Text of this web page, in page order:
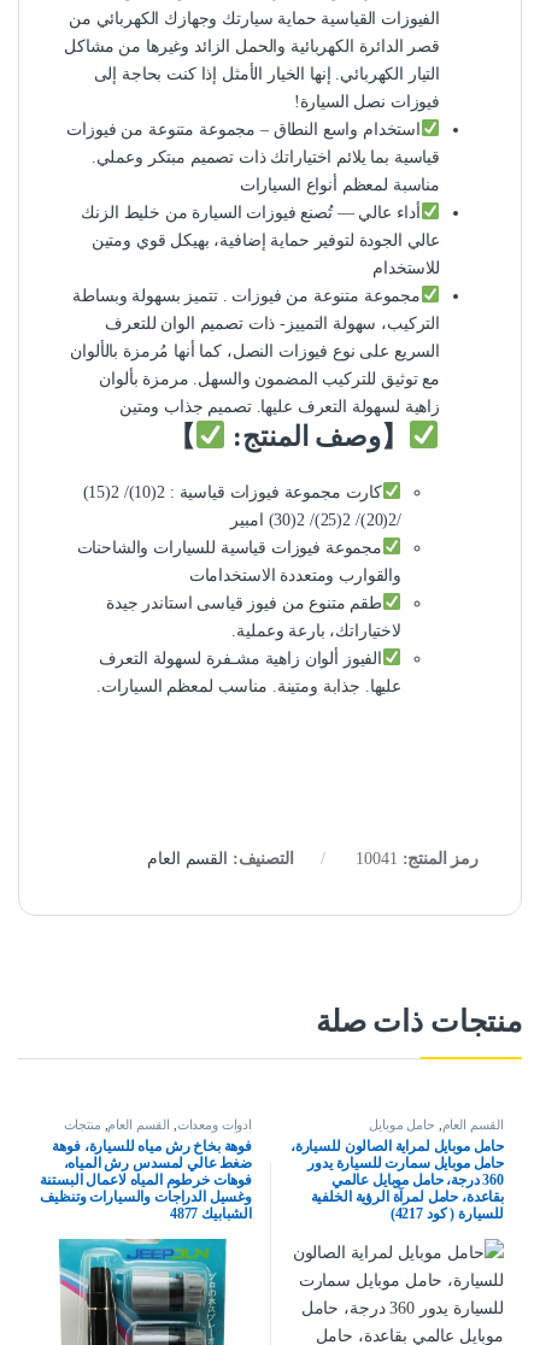
الفيوزات القياسية حماية سيارتك وجهازك الكهربائي من
قصر الدائرة الكهربائية والحمل الزائد وغيرها من مشاكل
التيار الكهربائي. إنها الخيار الأمثل إذا كنت بحاجة إلى
فيوزات نصل السيارة!
استخدام واسع النطاق – مجموعة متنوعة من فيوزات
قياسية بما يلائم اختياراتك ذات تصميم مبتكر وعملي.
مناسبة لمعظم أنواع السيارات
أداء عالي — تُصنع فيوزات السيارة من خليط الزنك
عالي الجودة لتوفير حماية إضافية، بهيكل قوي ومتين
للاستخدام
مجموعة متنوعة من فيوزات . تتميز بسهولة وبساطة
التركيب، سهولة التمييز- ذات تصميم الوان للتعرف
السريع على نوع فيوزات النصل، كما أنها مُرمزة بالألوان
مع توثيق للتركيب المضمون والسهل. مرمزة بألوان
زاهية لسهولة التعرف عليها. تصميم جذاب ومتين
【وصف المنتج: 】
كارت مجموعة فيوزات قياسية : 2(10)/ 2(15)
/2(20)/ 2(25)/ 2(30) امبير
مجموعة فيوزات قياسية للسيارات والشاحنات
والقوارب ومتعددة الاستخدامات
طقم متنوع من فيوز قياسى استاندر جيدة
لاختياراتك، بارعة وعملية.
الفيوز ألوان زاهية مشـفرة لسهولة التعرف
عليها. جذابة ومتينة. مناسب لمعظم السيارات.
رمز المنتج: 10041 التصنيف: القسم العام
منتجات ذات صلة
القسم العام حامل موبايل
حامل موبايل لمراية الصالون للسيارة،
حامل موبايل سمارت للسيارة يدور
360 درجة، حامل موبايل عالمي
بقاعدة، حامل لمرآة الرؤية الخلفية
للسيارة ( كود 4217)
ادوات ومعدات القسم العام منتجات
العناية بالسيارة
فوهة بخاخ رش مياه للسيارة، فوهة
ضغط عالي لمسدس رش المياه،
فوهات خرطوم المياه لاعمال البستنة
وغسيل الدراجات والسيارات وتنظيف
الشبابيك 4877